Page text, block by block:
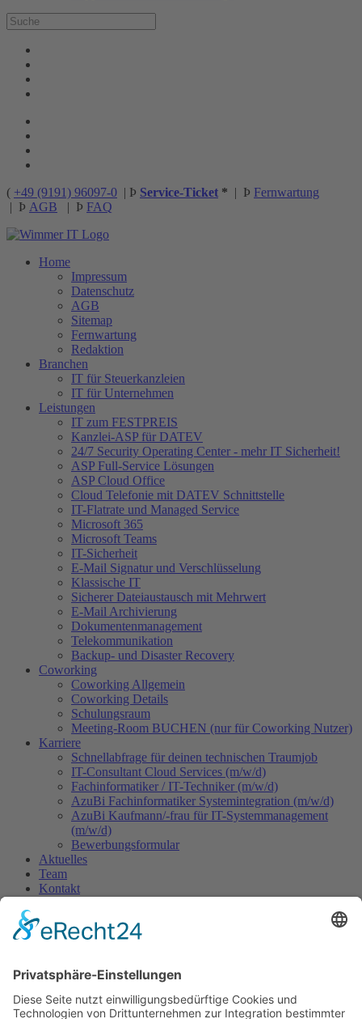
( +49 (9191) 96097-0 | Þ Service-Ticket * | Þ Fernwartung
| Þ AGB | Þ FAQ
Home
Impressum
Datenschutz
AGB
Sitemap
Fernwartung
Redaktion
Branchen
IT für Steuerkanzleien
IT für Unternehmen
Leistungen
IT zum FESTPREIS
Kanzlei-ASP für DATEV
24/7 Security Operating Center - mehr IT Sicherheit!
ASP Full-Service Lösungen
ASP Cloud Office
Cloud Telefonie mit DATEV Schnittstelle
IT-Flatrate und Managed Service
Microsoft 365
Microsoft Teams
IT-Sicherheit
E-Mail Signatur und Verschlüsselung
Klassische IT
Sicherer Dateiaustausch mit Mehrwert
E-Mail Archivierung
Dokumentenmanagement
Telekommunikation
Backup- und Disaster Recovery
Coworking
Coworking Allgemein
Coworking Details
Schulungsraum
Meeting-Room BUCHEN (nur für Coworking Nutzer)
Karriere
Schnellabfrage für deinen technischen Traumjob
IT-Consultant Cloud Services (m/w/d)
Fachinformatiker / IT-Techniker (m/w/d)
AzuBi Fachinformatiker Systemintegration (m/w/d)
AzuBi Kaufmann/-frau für IT-Systemmanagement
(m/w/d)
Bewerbungsformular
Aktuelles
Team
Kontakt
Fernwartung
Windows EXE